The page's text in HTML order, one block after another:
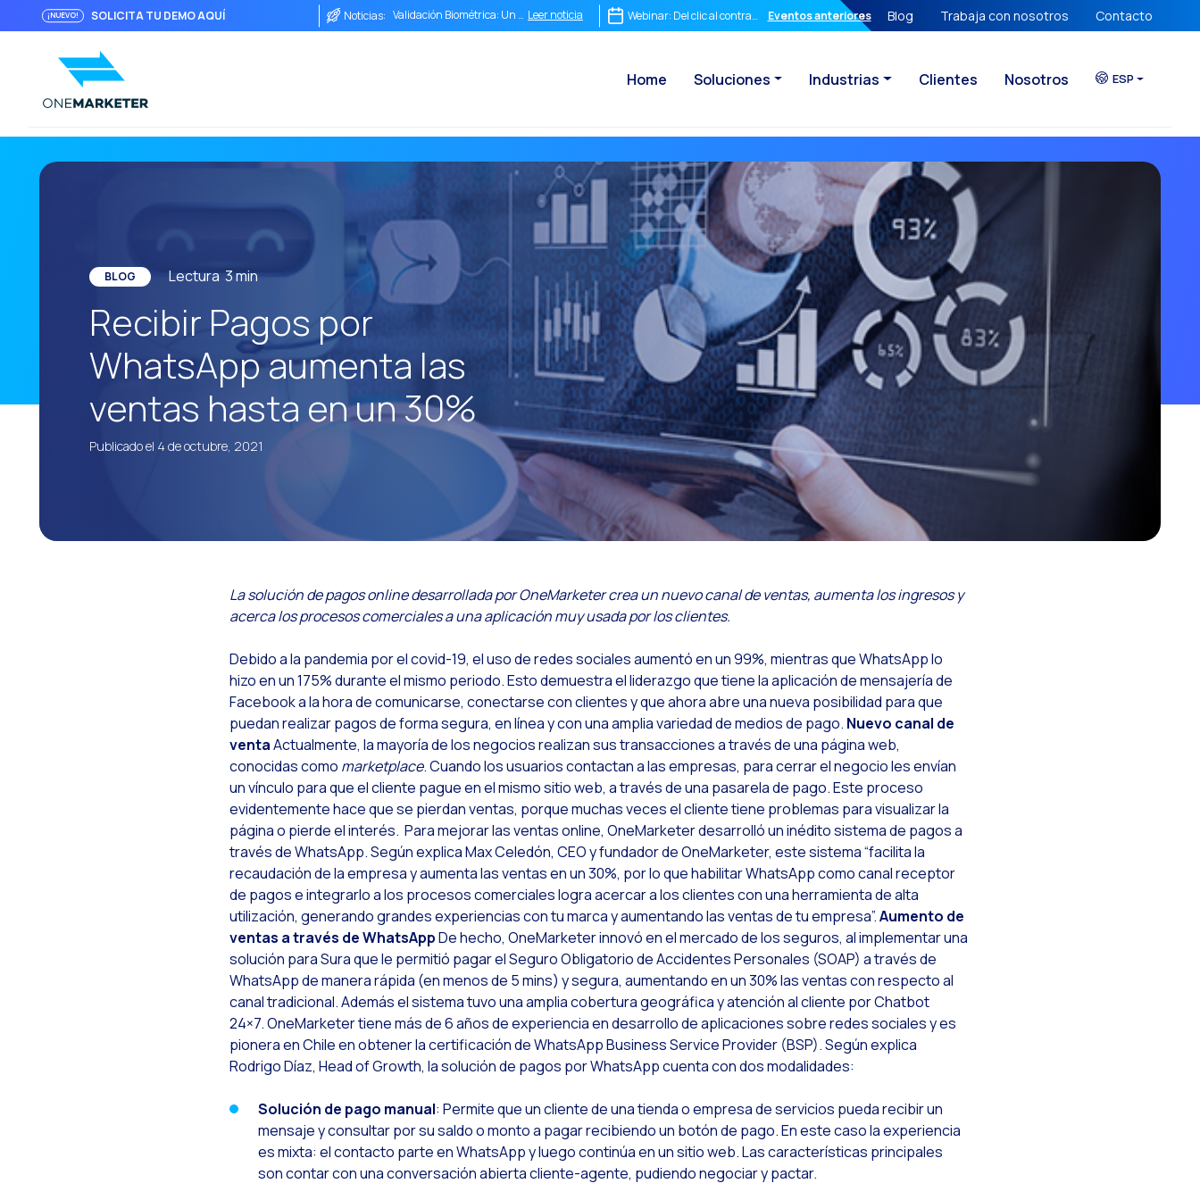
¡NUEVO! SOLICITA TU DEMO AQUÍ Noticias: Validación Biométrica: Un impacto positivo en las empresas
Leer noticia
Seguridad, ¿Te preocupa dónde van tus datos al usar WhatsApp?
La conversación inmediata no es opcional, es el destino de tu empresa
Leer noticia
Integrar no es suficiente: Por qué el comercio conversacional necesita una estrategia propia
Leer noticia
El ROI de una conversación: cómo medir lo que realmente importa
Leer noticia
Conversational Commerce Stack: qué necesita una empresa para competir en la era conversacional
WhatsApp no es solo un chat: es el nuevo punto de venta más poderoso del mundo
Leer noticia
El fin del embudo tradicional: por qué las empresas que siguen vendiendo en línea recta ya perdieron
Leer noticia
Maximizando el ROI Conversacional: Cómo la Firma Digital Transforma la Eficiencia de tu Empresa
Leer noticia
La fricción comercial está costando muchos clientes: cómo un sistema integral de comercio conversacional transforma tu operación B2B
Leer noticia
Funcionalidades clave del Canal de Voz: Optimización para una comunicación eficiente
Leer noticia
Canal de Voz OneMarketer: Integra llamadas telefónicas inteligentes a tu estrategia omnicanal
Leer noticia
Social CX: La clave del servicio al cliente omnicanal en 2025
Leer noticia
Automatización: Cómo realizar la atención al cliente sin perder el toque humano
Leer noticia
Historia e impacto de Internet en el mundo moderno
Leer noticia
La revolución de la Firma Digital: Cómo las empresas están transformando su relación con los clientes
Leer noticia
Recarting: La estrategia efectiva para reducir carritos abandonados en el ecommerce
Leer noticia
Impulsa tus Canales Digitales: Una Estrategia de Alto Impacto para la Empresa
OneFriday Leer noticia
Seguridad en los servicios de atención al cliente: WAF, CAPTCHA
Leer noticia
Implementa WhatsApp Flows para la verificación de identidad con prueba de vida
Leer noticia
Conoce WhatsApp Flows y sus beneficios
Leer noticia
Optimiza la interacción en redes sociales en festividades
Leer noticia
Implementa verificación de identidad con prueba de vida en tu empresa
Leer noticia
¿Conoces la Geolocalización en WhatsApp?
Leer noticia
WiReview & WhatsApp Flows: La innovación para el servicio al cliente
Leer noticia
La voz del cliente: el tesoro escondido con las encuestas en WhatsApp Flows
Leer noticia
Atención al cliente del futuro: herramientas multilenguajes
Leer noticia
Potenciación de chatbots con inteligencia artificial generativa
Leer noticia
Evolución del e-commerce con inteligencia artificial generativa y WhatsApp
Leer noticia
Tecnología y atención al cliente: cómo adaptarse a cada generación
Leer noticia
El impacto de la atención omnicanal en el aumento de ventas
Leer noticia
Meta AI: el asistente virtual del futuro ya está aquí
Leer noticia
Inteligencia Artificial Generativa: OneMarketer Business Session
Leer noticia
Webinar: Del clic al contrato: El poder de la Firma Digital en tus manos
Eventos anteriores Blog Trabaja con nosotros Contacto
Home Soluciones Industrias Clientes Nosotros ESP
BLOG Lectura 3min
Recibir Pagos por
WhatsApp aumenta las
ventas hasta en un 30%
Publicado el 4 de octubre, 2021
La solución de pagos online desarrollada por OneMarketer crea un nuevo canal de ventas, aumenta los ingresos y
acerca los procesos comerciales a una aplicación muy usada por los clientes.
Debido a la pandemia por el covid-19, el uso de redes sociales aumentó en un 99%, mientras que WhatsApp lo
hizo en un 175% durante el mismo periodo. Esto demuestra el liderazgo que tiene la aplicación de mensajería de
Facebook a la hora de comunicarse, conectarse con clientes y que ahora abre una nueva posibilidad para que
puedan realizar pagos de forma segura, en línea y con una amplia variedad de medios de pago. Nuevo canal de
ventaActualmente, la mayoría de los negocios realizan sus transacciones a través de una página web,
conocidas como marketplace. Cuando los usuarios contactan a las empresas, para cerrar el negocio les envían
un vínculo para que el cliente pague en el mismo sitio web, a través de una pasarela de pago. Este proceso
evidentemente hace que se pierdan ventas, porque muchas veces el cliente tiene problemas para visualizar la
página o pierde el interés. Para mejorar las ventas online, OneMarketer desarrolló un inédito sistema de pagos a
través de WhatsApp. Según explica Max Celedón, CEO y fundador de OneMarketer, este sistema “facilita la
recaudación de la empresa y aumenta las ventas en un 30%, por lo que habilitar WhatsApp como canal receptor
de pagos e integrarlo a los procesos comerciales logra acercar a los clientes con una herramienta de alta
utilización, generando grandes experiencias con tu marca y aumentando las ventas de tu empresa”.Aumento de
ventas a través de WhatsAppDe hecho, OneMarketer innovó en el mercado de los seguros, al implementar una
solución para Sura que le permitió pagar el Seguro Obligatorio de Accidentes Personales (SOAP) a través de
WhatsApp de manera rápida (en menos de 5 mins) y segura, aumentando en un 30% las ventas con respecto al
canal tradicional. Además el sistema tuvo una amplia cobertura geográfica y atención al cliente por Chatbot
24×7. OneMarketer tiene más de 6 años de experiencia en desarrollo de aplicaciones sobre redes sociales y es
pionera en Chile en obtener la certificación de WhatsApp Business Service Provider (BSP). Según explica
Rodrigo Díaz, Head of Growth, la solución de pagos por WhatsApp cuenta con dos modalidades:
Solución de pago manual: Permite que un cliente de una tienda o empresa de servicios pueda recibir un
mensaje y consultar por su saldo o monto a pagar recibiendo un botón de pago. En este caso la experiencia
es mixta: el contacto parte en WhatsApp y luego continúa en un sitio web. Las características principales
son contar con una conversación abierta cliente-agente, pudiendo negociar y pactar.